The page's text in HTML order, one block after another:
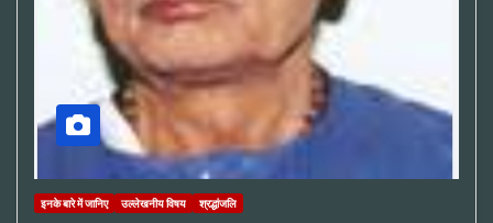
इनके बारे में जानिए उल्लेखनीय विषय श्रद्धांजलि